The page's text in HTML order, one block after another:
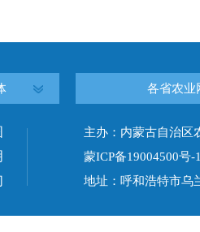
各省农业
主办：内蒙古自治
蒙ICP备19004500号-
地址：呼和浩特市